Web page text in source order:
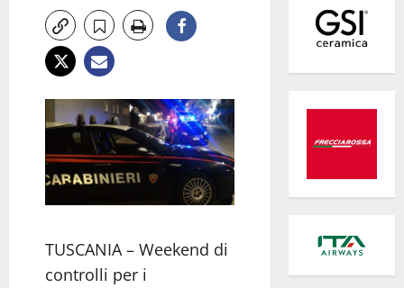
TUSCANIA – Weekend di
controlli per i